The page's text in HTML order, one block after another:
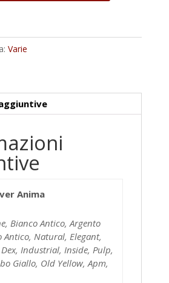
Varie
Anima
Bianco Antico, Argento
Antico, Natural, Elegant,
Industrial, Inside, Pulp,
Giallo, Old Yellow, Apm,